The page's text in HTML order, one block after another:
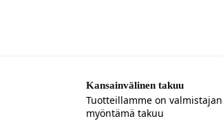
Kansainvälinen takuu
Tuotteillamme on valmistajan
myöntämä takuu